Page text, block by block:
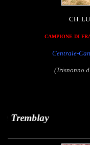
CH.
CAMPIONE DI
Centrale-
(Trisnonno